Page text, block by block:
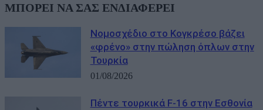
ΜΠΟΡΕΙ ΝΑ ΣΑΣ ΕΝΔΙΑΦΕΡΕΙ
Νομοσχέδιο στο Κογκρέσο βάζει
«φρένο» στην πώληση όπλων στην
Τουρκία
01/08/2026
Πέντε τουρκικά F-16 στην Εσθονία